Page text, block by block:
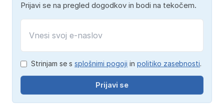
Prijavi se na pregled dogodkov in bodi na tekočem.
Strinjam se s splošnimi pogoji in politiko zasebnosti.
Prijavi se